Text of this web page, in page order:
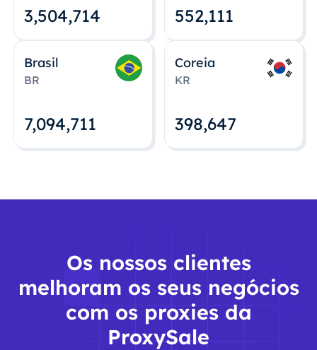
3,504,715 552,112
Brasil
BR
7,094,712
Coreia
KR
398,648
Os nossos clientes
melhoram os seus negócios
com os proxies da
ProxySale